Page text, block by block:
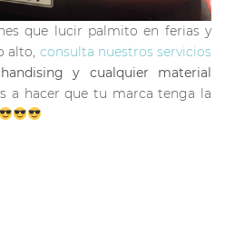
que lucir palmito en ferias y
alto, consulta nuestros servicios
y cualquier material
a hacer que tu marca tenga la